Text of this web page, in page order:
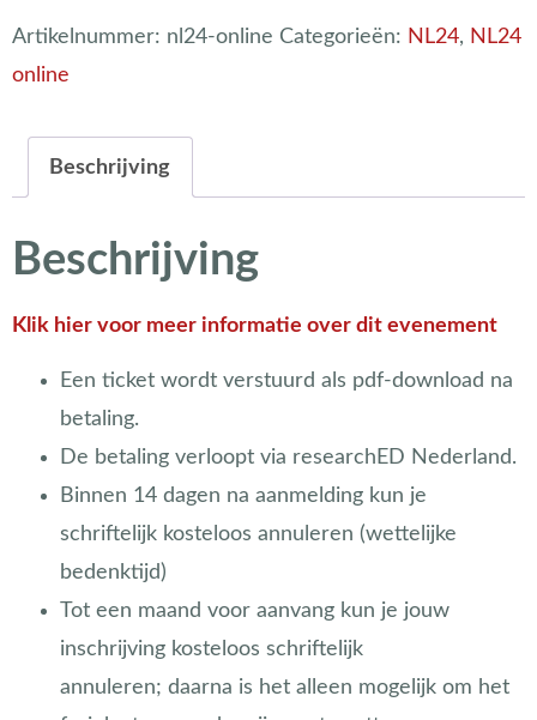
Artikelnummer: nl24-online Categorieën: NL24, NL24
online
Beschrijving
Beschrijving
Klik hier voor meer informatie over dit evenement
Een ticket wordt verstuurd als pdf-download na
betaling.
De betaling verloopt via researchED Nederland.
Binnen 14 dagen na aanmelding kun je
schriftelijk kosteloos annuleren (wettelijke
bedenktijd)
Tot een maand voor aanvang kun je jouw
inschrijving kosteloos schriftelijk
annuleren; daarna is het alleen mogelijk om het